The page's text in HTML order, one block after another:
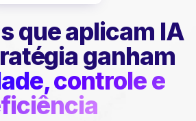
que aplicam IA
ganham
controle e